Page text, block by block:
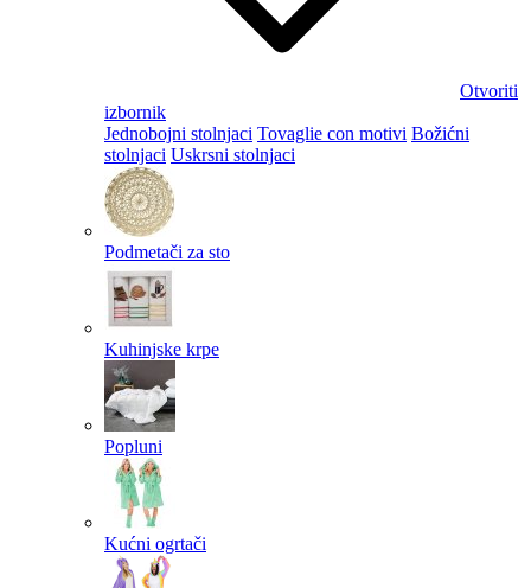
Otvoriti
izbornik
Jednobojni stolnjaci Tovaglie con motivi Božićni
stolnjaci Uskrsni stolnjaci
Podmetači za sto
Kuhinjske krpe
Popluni
Kućni ogrtači